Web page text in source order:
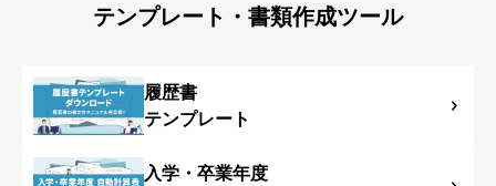
テンプレート・書類作成ツール
履歴書
テンプレート
入学・卒業年度